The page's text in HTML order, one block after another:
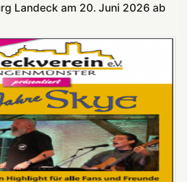
Landeck am 20. Juni 2026 ab